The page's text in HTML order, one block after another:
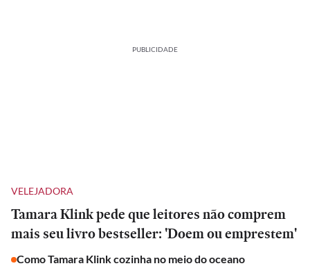
PUBLICIDADE
VELEJADORA
Tamara Klink pede que leitores não comprem
mais seu livro bestseller: 'Doem ou emprestem'
Como Tamara Klink cozinha no meio do oceano